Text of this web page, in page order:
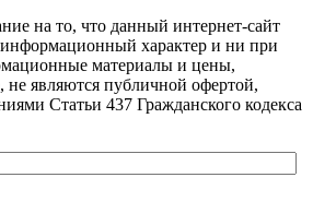
на то, что данный интернет-сайт
характер и ни при
материалы и цены,
не являются публичной офертой,
Статьи 437 Гражданского кодекса